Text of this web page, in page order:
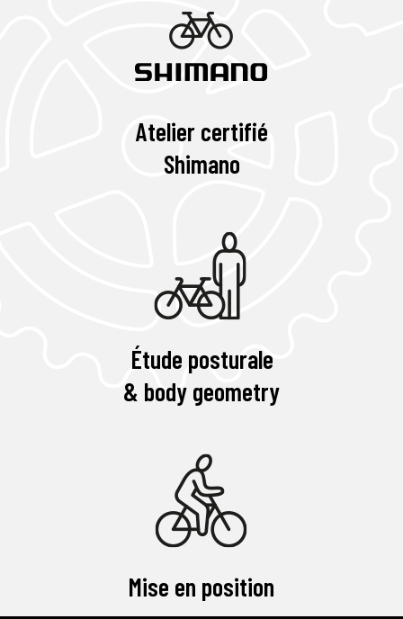
Atelier certifié
Shimano
Étude posturale
& body geometry
Mise en position